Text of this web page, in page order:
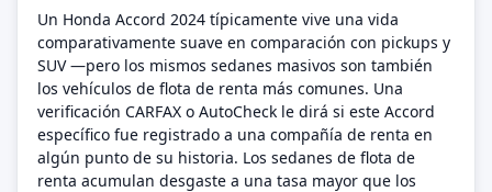
Un Honda Accord 2024 típicamente vive una vida
comparativamente suave en comparación con pickups y
SUV —pero los mismos sedanes masivos son también
los vehículos de flota de renta más comunes. Una
verificación CARFAX o AutoCheck le dirá si este Accord
específico fue registrado a una compañía de renta en
algún punto de su historia. Los sedanes de flota de
renta acumulan desgaste a una tasa mayor que los